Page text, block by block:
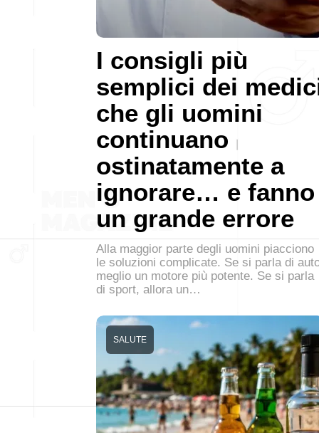
I consigli più
semplici dei
che gli uomini
continuano
ostinatamente a
ignorare… e fanno
un grande errore
Alla maggior parte degli uomini piacciono
le soluzioni complicate. Se si parla di
meglio un motore più potente. Se si parla
di sport, allora un…
SALUTE